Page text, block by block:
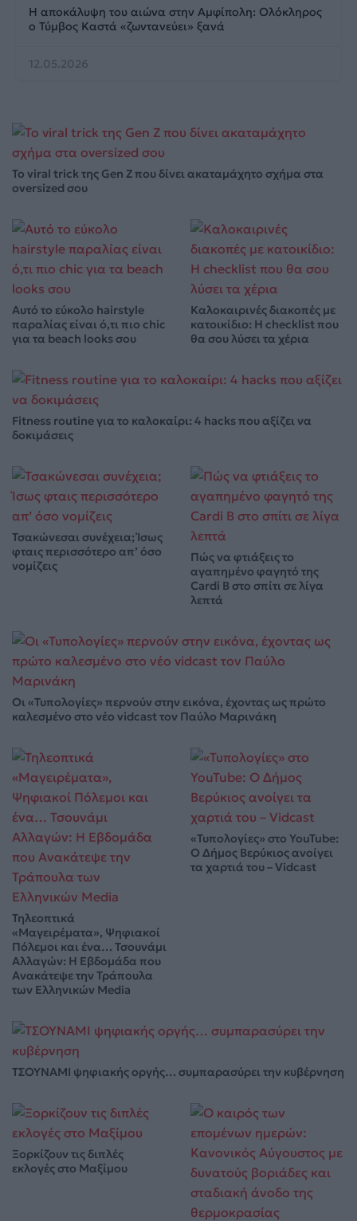
Η αποκάλυψη του αιώνα στην Αμφίπολη: Ολόκληρος
ο Τύμβος Καστά «ζωντανεύει» ξανά
12.05.2026
Το viral trick της Gen Z που δίνει ακαταμάχητο σχήμα στα
oversized σου
Αυτό το εύκολο hairstyle
παραλίας είναι ό,τι πιο chic
για τα beach looks σου
Καλοκαιρινές διακοπές με
κατοικίδιο: Η checklist που
θα σου λύσει τα χέρια
Fitness routine για το καλοκαίρι: 4 hacks που αξίζει να
δοκιμάσεις
Τσακώνεσαι συνέχεια; Ίσως
φταις περισσότερο απ’ όσο
νομίζεις
Πώς να φτιάξεις το
αγαπημένο φαγητό της
Cardi B στο σπίτι σε λίγα
λεπτά
Οι «Τυπολογίες» περνούν στην εικόνα, έχοντας ως πρώτο
καλεσμένο στο νέο vidcast τον Παύλο Μαρινάκη
Τηλεοπτικά
«Μαγειρέματα», Ψηφιακοί
Πόλεμοι και ένα… Τσουνάμι
Αλλαγών: Η Εβδομάδα που
Ανακάτεψε την Τράπουλα
των Ελληνικών Media
«Τυπολογίες» στο YouTube:
Ο Δήμος Βερύκιος ανοίγει
τα χαρτιά του – Vidcast
ΤΣΟΥΝΑΜΙ ψηφιακής οργής… συμπαρασύρει την κυβέρνηση
Ξορκίζουν τις διπλές
εκλογές στο Μαξίμου